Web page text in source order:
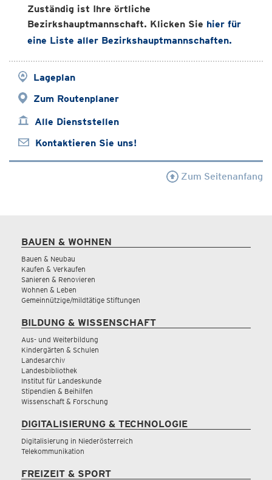
Zuständig ist Ihre örtliche
Bezirkshauptmannschaft. Klicken Sie hier für
eine Liste aller Bezirkshauptmannschaften.
Lageplan
Zum Routenplaner
Alle Dienststellen
Kontaktieren Sie uns!
Zum Seitenanfang
BAUEN & WOHNEN
Bauen & Neubau
Kaufen & Verkaufen
Sanieren & Renovieren
Wohnen & Leben
Gemeinnützige/mildtätige Stiftungen
BILDUNG & WISSENSCHAFT
Aus- und Weiterbildung
Kindergärten & Schulen
Landesarchiv
Landesbibliothek
Institut für Landeskunde
Stipendien & Beihilfen
Wissenschaft & Forschung
DIGITALISIERUNG & TECHNOLOGIE
Digitalisierung in Niederösterreich
Telekommunikation
FREIZEIT & SPORT